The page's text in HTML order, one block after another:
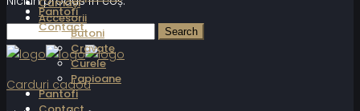
Pantofi
Contact
Carduri cadou
Accesorii
Butoni
Cravate
Curele
Papioane
Pantofi